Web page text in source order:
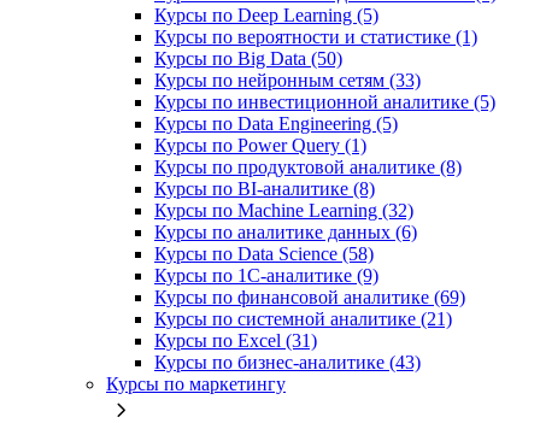
Курсы по Deep Learning (5)
Курсы по вероятности и статистике (1)
Курсы по Big Data (50)
Курсы по нейронным сетям (33)
Курсы по инвестиционной аналитике (5)
Курсы по Data Engineering (5)
Курсы по Power Query (1)
Курсы по продуктовой аналитике (8)
Курсы по BI‑аналитике (8)
Курсы по Machine Learning (32)
Курсы по аналитике данных (6)
Курсы по Data Science (58)
Курсы по 1С‑аналитике (9)
Курсы по финансовой аналитике (69)
Курсы по системной аналитике (21)
Курсы по Excel (31)
Курсы по бизнес‑аналитике (43)
Курсы по маркетингу